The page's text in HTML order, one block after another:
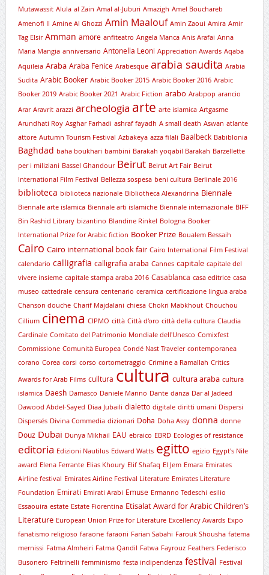
Mutawassit Alula al Zain Amal al-Juburi Amazigh Amel Bouchareb
Amenofi II Amine Al Ghozzi Amin Maalouf Amin Zaoui Amira Amir
Tag Elsir Amman amore anfiteatro Angela Manca Anis Arafai Anna
Maria Mangia anniversario Antonella Leoni Appreciation Awards Aqaba
Aquileia Araba Araba Fenice Arabesque arabia saudita Arabia
Sudita Arabic Booker Arabic Booker 2015 Arabic Booker 2016 Arabic
Booker 2019 Arabic Booker 2021 Arabic Fiction arabo Arabpop arancio
Arar Aravrit arazzi archeologia arte arte islamica Artgasme
Arundhati Roy Asghar Farhadi ashraf fayadh A small death Aswan atlante
attore Autumn Tourism Festival Azbakeya azza filali Baalbeck Babiblonia
Baghdad baha boukhari bambini Barakah yoqabil Barakah Barzellette
per i miliziani Bassel Ghandour Beirut Beirut Art Fair Beirut
International Film Festival Bellezza sospesa beni cultura Berlinale 2016
biblioteca biblioteca nazionale Bibliotheca Alexandrina Biennale
Biennale arte islamica Biennale arti islamiche Biennale internazionale BIFF
Bin Rashid Library bizantino Blandine Rinkel Bologna Booker
International Prize for Arabic fiction Booker Prize Boualem Bessaih
Cairo Cairo international book fair Cairo International Film Festival
calendario calligrafia calligrafia araba Cannes capitale capitale del
vivere insieme capitale stampa araba 2016 Casablanca casa editrice casa
museo cattedrale censura centenario ceramica certificazione lingua araba
Chanson douche Charif Majdalani chiesa Chokri Mabkhout Chouchou
Cillium cinema CIPMO città Città d'oro città della cultura Claudia
Cardinale Comitato del Patrimonio Mondiale dell'Unesco Comixfest
Commissione Comunità Europea Condé Nast Traveler contemporanea
corano Corea corsi corso cortometraggio Crimine a Ramallah Critics
Awards for Arab Films culltura cultura cultura araba cultura
islamica Daesh Damasco Daniele Manno Dante danza Dar al Jadeed
Dawood Abdel-Sayed Diaa Jubaili dialetto digitale diritti umani Dispersi
Dispersés Divina Commedia dizionari Doha Doha Assy donna donne
Douz Dubai Dunya Mikhail EAU ebraico EBRD Ecologies of resistance
editoria Edizioni Nautilus Edward Watts egitto egizio Egypt's Nile
award Elena Ferrante Elias Khoury Elif Shafaq El Jem Emara Emirates
Airline festival Emirates Airline Festival Literature Emirates Literature
Foundation Emirati Emirati Arabi Emuse Ermanno Tedeschi esilio
Essaouira estate Estate Fiorentina Etisalat Award for Arabic Children’s
Literature European Union Prize for Literature Excellency Awards Expo
fanatismo religioso faraone faraoni Farian Sabahi Farouk Shousha fatema
mernissi Fatma Almheiri Fatma Qandil Fatwa Fayrouz Feathers Federisco
Busonero Feltrinelli femminismo festa indipendenza festival Festival